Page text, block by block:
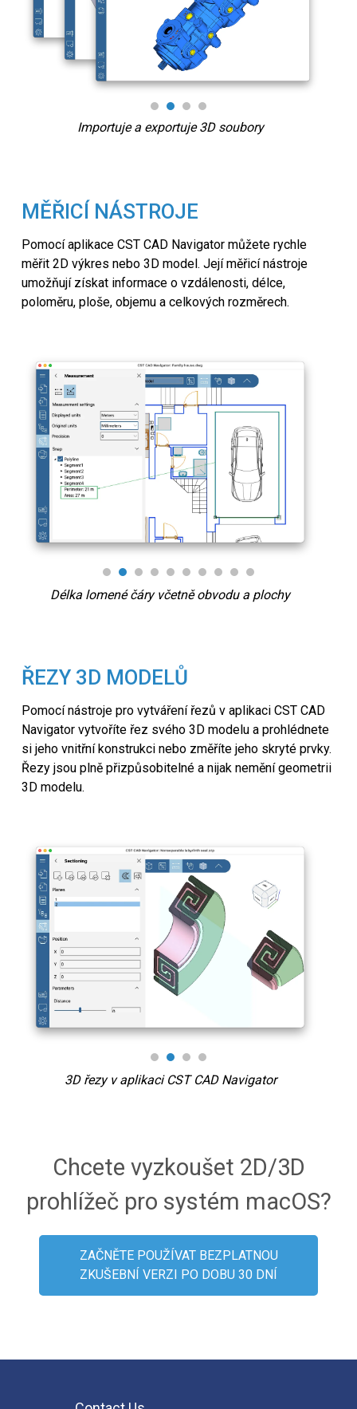
Importuje a exportuje 3D soubory
MĚŘICÍ NÁSTROJE
Pomocí aplikace CST CAD Navigator můžete rychle
měřit 2D výkres nebo 3D model. Její měřicí nástroje
umožňují získat informace o vzdálenosti, délce,
poloměru, ploše, objemu a celkových rozměrech.
Délka lomené čáry včetně obvodu a plochy
ŘEZY 3D MODELŮ
Pomocí nástroje pro vytváření řezů v aplikaci CST CAD
Navigator vytvoříte řez svého 3D modelu a prohlédnete
si jeho vnitřní konstrukci nebo změříte jeho skryté prvky.
Řezy jsou plně přizpůsobitelné a nijak nemění geometrii
3D modelu.
3D řezy v aplikaci CST CAD Navigator
Chcete vyzkoušet 2D/3D
prohlížeč pro systém macOS?
ZAČNĚTE POUŽÍVAT BEZPLATNOU
ZKUŠEBNÍ VERZI PO DOBU 30 DNÍ